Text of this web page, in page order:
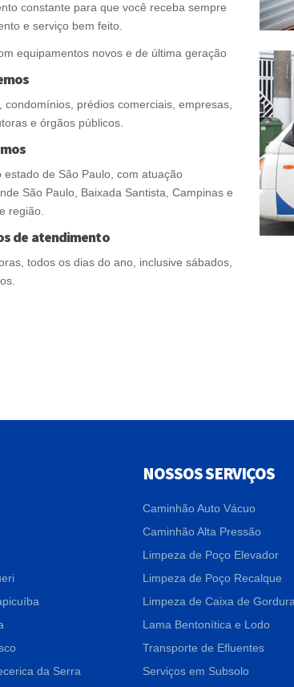
constante para que você receba sempre
e serviço bem feito.
equipamentos novos e de última geração
condomínios, prédios comerciais, empresas,
e órgãos públicos.
estado de São Paulo, com atuação
São Paulo, Baixada Santista, Campinas e
região.
de atendimento
todos os dias do ano, inclusive sábados,
da Serra
NOSSOS SERVIÇOS
Caminhão Auto Vácuo
Caminhão Alta Pressão
Limpeza de Poço Elevador
Limpeza de Poço Recalque
Limpeza de Caixa de Gordura
Lama Bentonítica e Lodo
Transporte de Efluentes
Serviços em Subsolo